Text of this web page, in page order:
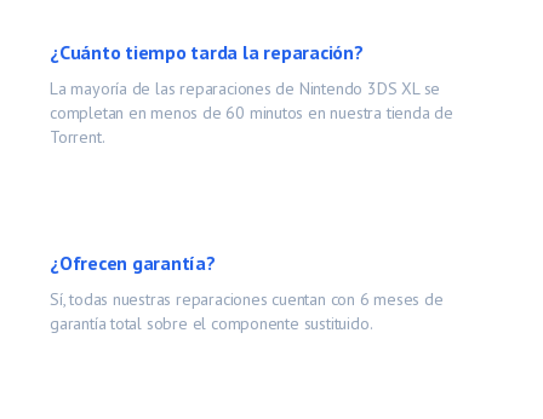
¿Cuánto tiempo tarda la reparación?
La mayoría de las reparaciones de Nintendo 3DS XLse
completan en menos de 60 minutos en nuestra tienda de
Torrent.
¿Ofrecen garantía?
Sí, todas nuestras reparaciones cuentan con 6 meses de
garantía total sobre el componente sustituido.